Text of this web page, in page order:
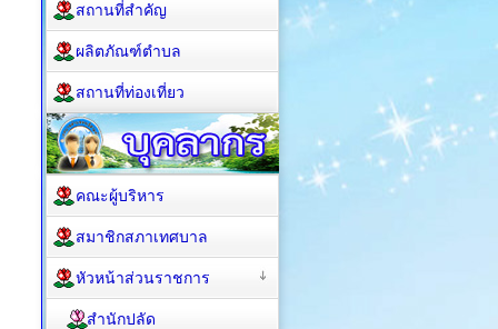
สถานที่สำคัญ
ผลิตภัณฑ์ตำบล
สถานที่ท่องเที่ยว
คณะผู้บริหาร
สมาชิกสภาเทศบาล
หัวหน้าส่วนราชการ
สำนักปลัด